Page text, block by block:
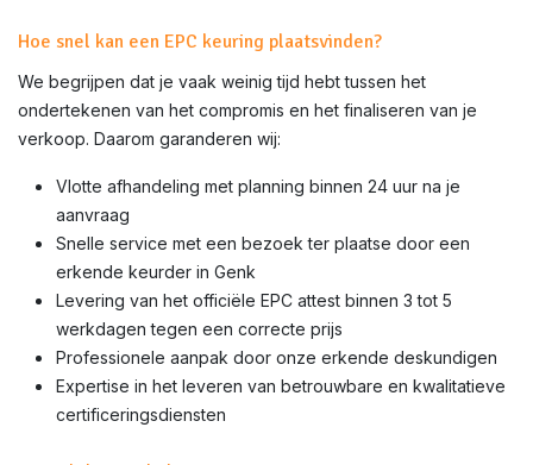
Hoe snel kan een EPC keuring plaatsvinden?
We begrijpen dat je vaak weinig tijd hebt tussen het
ondertekenen van het compromis en het finaliseren van je
verkoop. Daarom garanderen wij:
Vlotte afhandeling met planning binnen 24 uur na je
aanvraag
Snelle service met een bezoek ter plaatse door een
erkende keurder in Genk
Levering van het officiële EPC attest binnen 3 tot 5
werkdagen tegen een correcte prijs
Professionele aanpak door onze erkende deskundigen
Expertise in het leveren van betrouwbare en kwalitatieve
certificeringsdiensten